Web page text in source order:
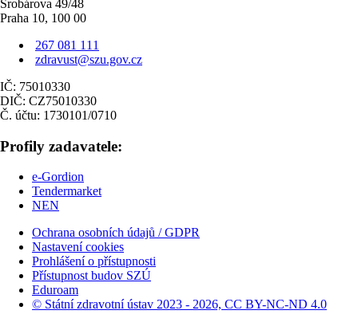
Šrobárova 49/48
Praha 10, 100 00
267 081 111
zdravust@szu.gov.cz
IČ: 75010330
DIČ: CZ75010330
Č. účtu: 1730101/0710
Profily zadavatele:
e-Gordion
Tendermarket
NEN
Ochrana osobních údajů / GDPR
Nastavení cookies
Prohlášení o přístupnosti
Přístupnost budov SZÚ
Eduroam
© Státní zdravotní ústav 2023 - 2026, CC BY-NC-ND 4.0